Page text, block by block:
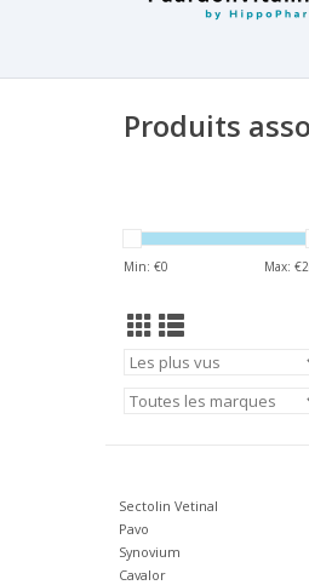
Produits
Min: €0 Max: €
Sectolin Vetinal
Pavo
Synovium
Cavalor